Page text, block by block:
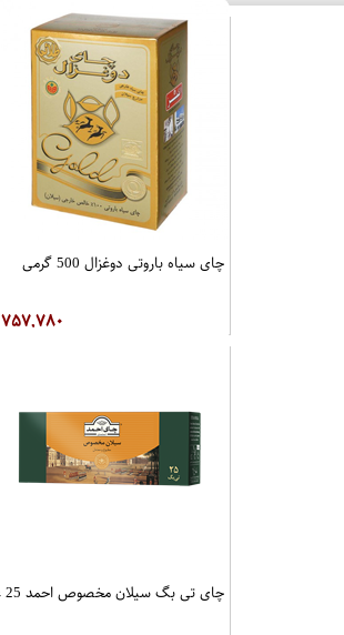
چای سیاه باروتی دوغزال 500 گرمی
۷۵۷,۷۸۰
چای تی بگ سیلان مخصوص احمد 25 عددی